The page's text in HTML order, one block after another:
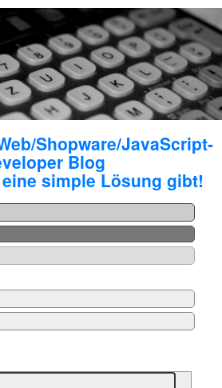
Shopware/JavaScript-
Blog
simple Lösung gibt!